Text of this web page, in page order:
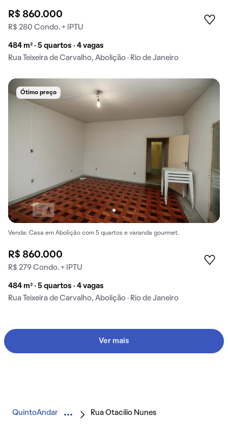
R$ 860.000
R$ 280 Condo. + IPTU
484 m² · 5 quartos · 4 vagas
Rua Teixeira de Carvalho, Abolição · Rio de Janeiro
Ótimo preço
Venda: Casa em Abolição com 5 quartos e varanda gourmet.
R$ 860.000
R$ 279 Condo. + IPTU
484 m² · 5 quartos · 4 vagas
Rua Teixeira de Carvalho, Abolição · Rio de Janeiro
Ver mais
QuintoAndar Rua Otacílio Nunes